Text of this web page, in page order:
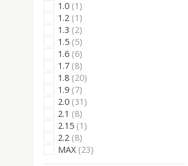
1.0 (1)
1.2 (1)
1.3 (2)
1.5 (5)
1.6 (6)
1.7 (8)
1.8 (20)
1.9 (7)
2.0 (31)
2.1 (8)
2.15 (1)
2.2 (8)
MAX (23)